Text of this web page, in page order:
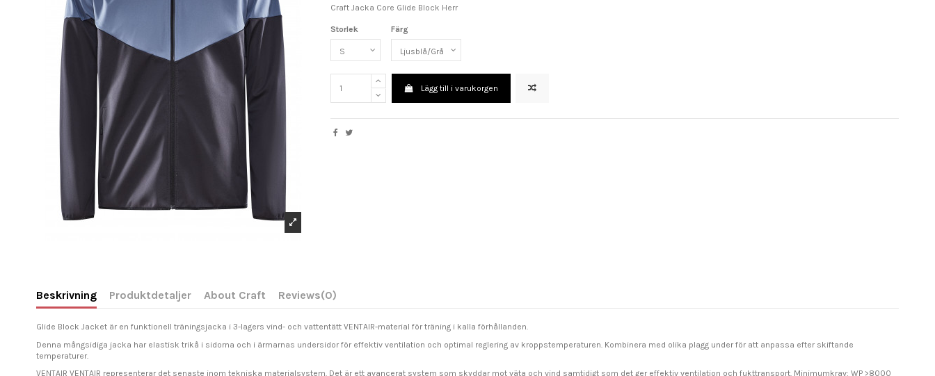
Craft Jacka Core Glide Block Herr
Storlek Färg
Lägg till i varukorgen
Beskrivning Produktdetaljer About Craft Reviews(0)
Glide Block Jacket är en funktionell träningsjacka i 3-lagers vind- och vattentätt VENTAIR-material för träning i kalla förhållanden.
Denna mångsidiga jacka har elastisk trikå i sidorna och i ärmarnas undersidor för effektiv ventilation och optimal reglering av kroppstemperaturen. Kombinera med olika plagg under för att anpassa efter skiftande
temperaturer.
VENTAIR VENTAIR representerar det senaste inom tekniska materialsystem. Det är ett avancerat system som skyddar mot väta och vind samtidigt som det ger effektiv ventilation och fukttransport. Minimumkrav: WP >8000